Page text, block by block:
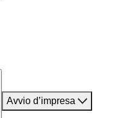
Avvio d’impresa